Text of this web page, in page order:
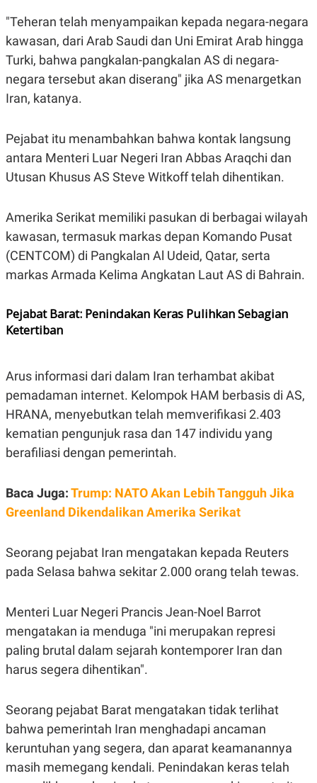
SITEMAPPROFILETERM
OF
PEDOMAN
PRIVACY
POLICY
"Teheran telah menyampaikan kepada negara-negara
kawasan, dari Arab Saudi dan Uni Emirat Arab hingga
Turki, bahwa pangkalan-pangkalan AS di negara-
negara tersebut akan diserang" jika AS menargetkan
Iran, katanya.
Pejabat itu menambahkan bahwa kontak langsung
antara Menteri Luar Negeri Iran Abbas Araqchi dan
Utusan Khusus AS Steve Witkoff telah dihentikan.
Amerika Serikat memiliki pasukan di berbagai wilayah
kawasan, termasuk markas depan Komando Pusat
(CENTCOM) di Pangkalan Al Udeid, Qatar, serta
markas Armada Kelima Angkatan Laut AS di Bahrain.
Pejabat Barat: Penindakan Keras Pulihkan Sebagian
Ketertiban
Arus informasi dari dalam Iran terhambat akibat
pemadaman internet. Kelompok HAM berbasis di AS,
HRANA, menyebutkan telah memverifikasi 2.403
kematian pengunjuk rasa dan 147 individu yang
berafiliasi dengan pemerintah.
Baca Juga:Trump: NATO Akan Lebih Tangguh Jika
Greenland Dikendalikan Amerika Serikat
Seorang pejabat Iran mengatakan kepada Reuters
pada Selasa bahwa sekitar 2.000 orang telah tewas.
Menteri Luar Negeri Prancis Jean-Noel Barrot
mengatakan ia menduga "ini merupakan represi
paling brutal dalam sejarah kontemporer Iran dan
harus segera dihentikan".
Seorang pejabat Barat mengatakan tidak terlihat
bahwa pemerintah Iran menghadapi ancaman
keruntuhan yang segera, dan aparat keamanannya
masih memegang kendali. Penindakan keras telah